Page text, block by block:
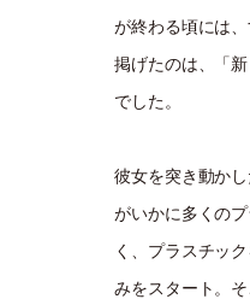
が終わる頃には
掲げたのは、「
でした。
彼女を突き動か
がいかに多くの
く、プラスチッ
みをスタート。